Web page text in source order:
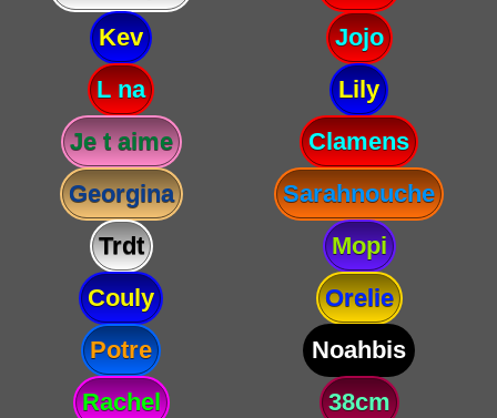
Kev
Jojo
L na
Lily
Je t aime
Clamens
Georgina
Sarahnouche
Trdt
Mopi
Couly
Orelie
Potre
Noahbis
Rachel
38cm